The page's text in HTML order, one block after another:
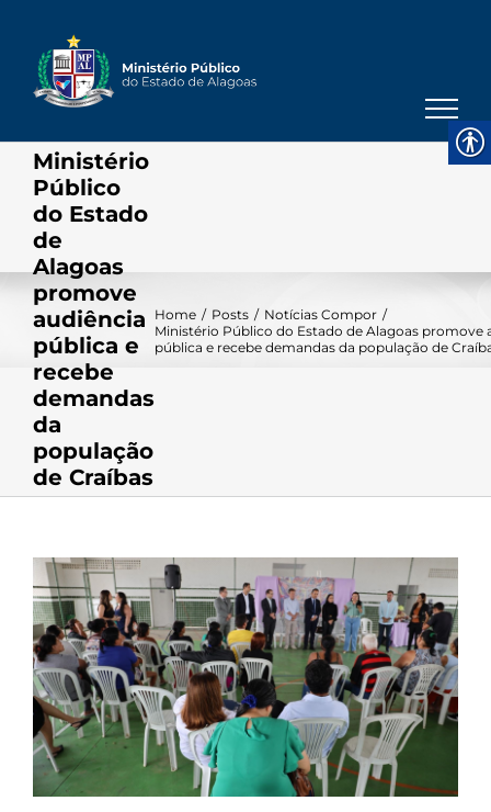
content
Ministério
Público
do Estado
de
Alagoas
promove
audiência
pública e
recebe
demandas
da
população
de Craíbas
Home / Posts / Notícias Compor /
Ministério Público do Estado de Alagoas promove
pública e recebe demandas da população de
View
Larger
Image